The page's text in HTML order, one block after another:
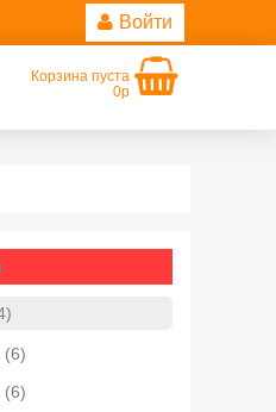
Войти
Корзина пуста
0р
(6)
(6)